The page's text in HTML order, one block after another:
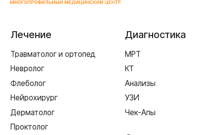
г. Ярцево
ул. Рокоссовского, 65
г. Одинцово
ул. Говорова, 85
пр-д Трамвайный, 6
ИМЕЮТСЯ ПРОТИВОПОКАЗАНИЯ,
НЕОБХОДИМА КОНСУЛЬТАЦИЯ СПЕЦИАЛИСТА